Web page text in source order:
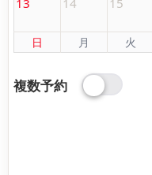
13 14 15
日 月 火
複数予約